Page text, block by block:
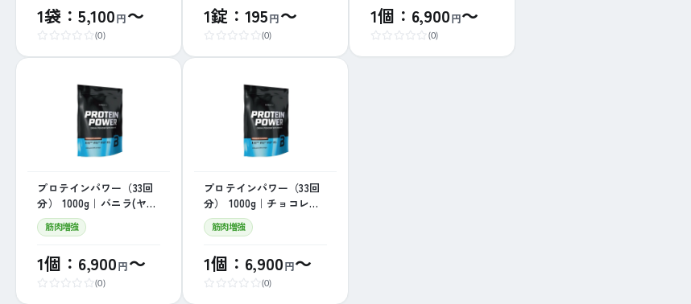
1袋：5,100円～
(0)
1錠：195円～
(0)
1個：6,900円～
(0)
プロテインパワー（33回
分） 1000g｜バニラ(ヤマ
ト便※局留め不可)
筋肉増強
1個：6,900円～
(0)
プロテインパワー（33回
分） 1000g｜チョコレー
ト(ヤマト便※局留め不
可)筋肉増強
1個：6,900円～
(0)